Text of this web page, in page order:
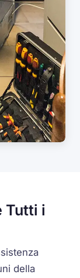
Tutti i
della